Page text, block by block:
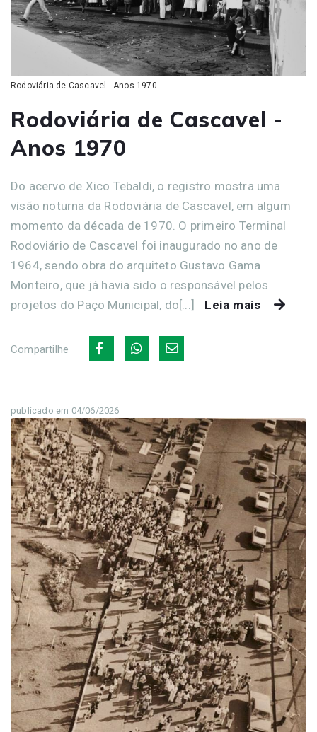
Rodoviária de Cascavel - Anos 1970
Rodoviária de Cascavel -
Anos 1970
Do acervo de Xico Tebaldi, o registro mostra uma
visão noturna da Rodoviária de Cascavel, em algum
momento da década de 1970. O primeiro Terminal
Rodoviário de Cascavel foi inaugurado no ano de
1964, sendo obra do arquiteto Gustavo Gama
Monteiro, que já havia sido o responsável pelos
projetos do Paço Municipal, do[...]
Leia mais
Compartilhe
publicado em 04/06/2026